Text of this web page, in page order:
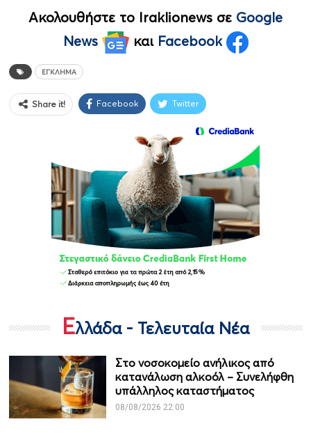
Ακολουθήστε το Iraklionews σε Google
News
και Facebook
ΈΓΚΛΗΜΑ
Share it! Facebook Twitter
Ελλάδα - Τελευταία Νέα
Στο νοσοκομείο ανήλικος από
κατανάλωση αλκοόλ – Συνελήφθη
υπάλληλος καταστήματος
08/08/2026 22:00